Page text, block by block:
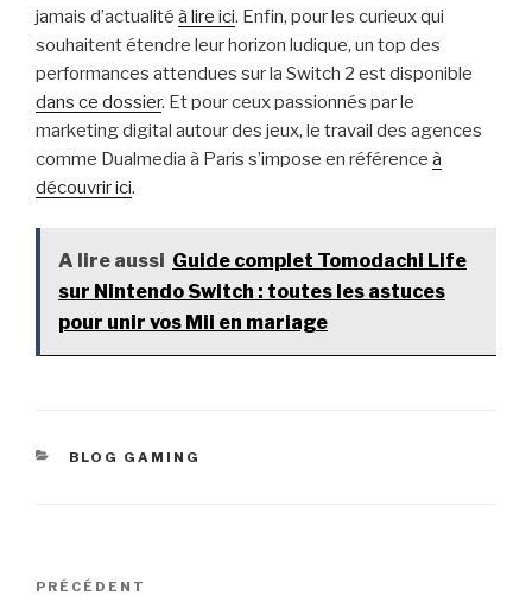
jamais d’actualité à lire ici. Enfin, pour les curieux qui
souhaitent étendre leur horizon ludique, un top des
performances attendues sur la Switch 2 est disponible
dans ce dossier. Et pour ceux passionnés par le
marketing digital autour des jeux, le travail des agences
comme Dualmedia à Paris s’impose en référence à
découvrir ici.
A lire aussi Guide complet Tomodachi Life
sur Nintendo Switch : toutes les astuces
pour unir vos Mii en mariage
CATÉGORIES
BLOG GAMING
Navigation
Article
PRÉCÉDENT